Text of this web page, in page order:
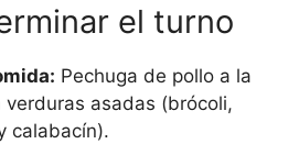
el turno
Pechuga de pollo a la
verduras asadas (brócoli,
calabacín).